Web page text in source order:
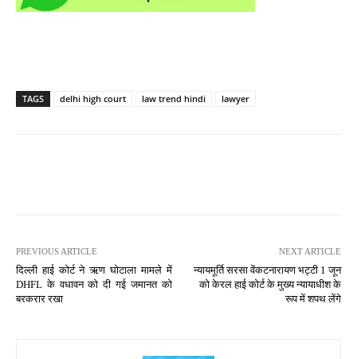
TAGS delhi high court law trend hindi lawyer
PREVIOUS ARTICLE
दिल्ली हाई कोर्ट ने ऋण घोटाला मामले में
DHFL के वधावन को दी गई जमानत को
बरकरार रखा
NEXT ARTICLE
न्यायमूर्ति सरसा वेंकटनारायण भट्टी 1 जून
को केरल हाई कोर्ट के मुख्य न्यायाधीश के
रूप में शपथ लेंगे